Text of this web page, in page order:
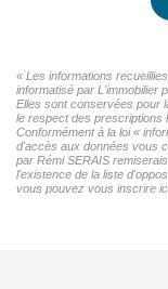
« Les informations
informatisé par L'immobilier
Elles sont conservées pour
le respect des prescriptions
Conformément à la loi «
d'accès aux données vous
par Rémi SERAIS
l'existence de la liste
vous pouvez vous inscrire